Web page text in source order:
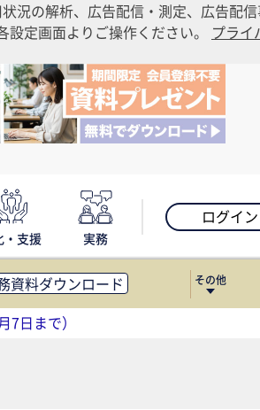
況の解析、広告配信・測定、広告配
定画面よりご操作ください。 プライ
・支援 実務
ログイン
資料ダウンロード
FM・オフィス移転
調査・レポート
その他
日まで）